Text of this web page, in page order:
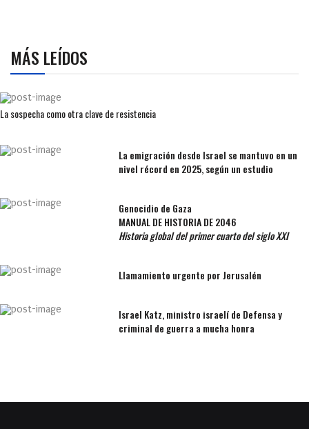
MÁS LEÍDOS
La sospecha como otra clave de resistencia
La emigración desde Israel se mantuvo en un
nivel récord en 2025, según un estudio
Genocidio de Gaza
MANUAL DE HISTORIA DE 2046
Historia global del primer cuarto del siglo XXI
Llamamiento urgente por Jerusalén
Israel Katz, ministro israelí de Defensa y
criminal de guerra a mucha honra